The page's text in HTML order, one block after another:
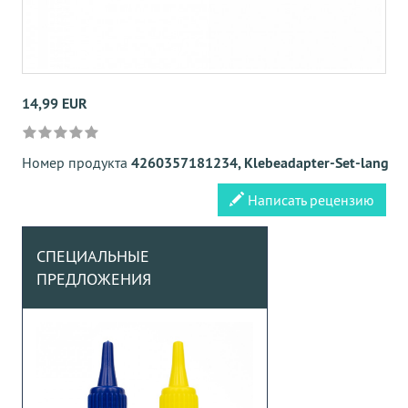
14,99 EUR
Номер продукта 4260357181234, Klebeadapter-Set-lang
Написать рецензию
СПЕЦИАЛЬНЫЕ
ПРЕДЛОЖЕНИЯ